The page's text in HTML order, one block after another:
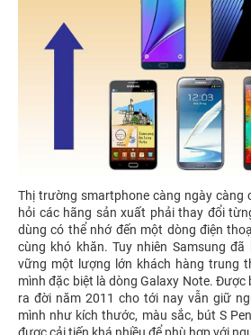
Thị trường smartphone càng ngày càng
hỏi các hãng sản xuất phải thay đổi
dùng có thể nhớ đến một dòng điện
cùng khó khăn. Tuy nhiên Samsung
vững một lượng lớn khách hàng trung
mình đặc biệt là dòng Galaxy Note. Được
ra đời năm 2011 cho tới nay vẫn giữ
mình như kích thước, màu sắc, bút S